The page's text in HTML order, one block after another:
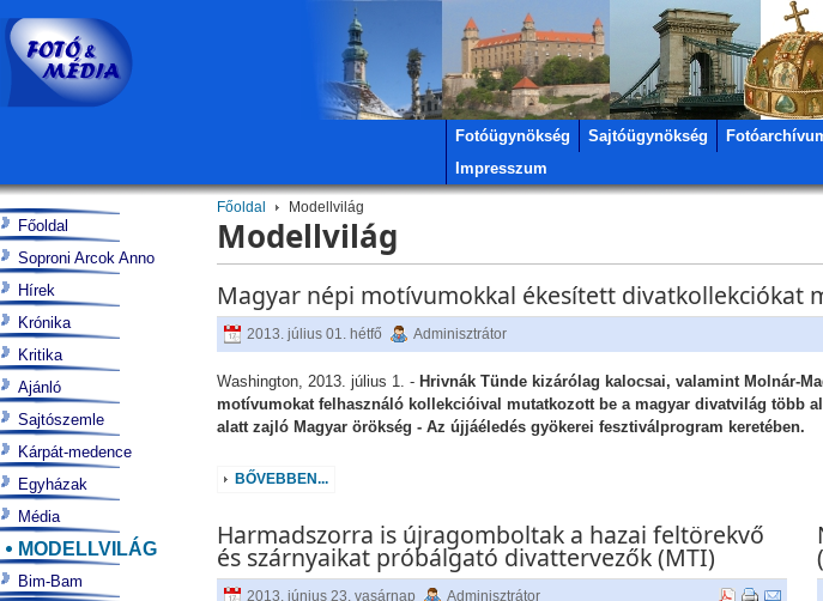
Fotóügynökség Sajtóügynökség
Impresszum
Főoldal Modellvilág
Modellvilág
Magyar népi motívumokkal ékesített divatkollekciókat
2013. július 01. hétfő Adminisztrátor
Washington, 2013. július 1. - Hrivnák Tünde kizárólag kalocsai, valamint Molnár-
motívumokat felhasználó kollekcióival mutatkozott be a magyar divatvilág több
alatt zajló Magyar örökség - Az újjáéledés gyökerei fesztiválprogram keretében.
BŐVEBBEN...
Harmadszorra is újragomboltak a hazai feltörekvő
és szárnyaikat próbálgató divattervezők (MTI)
2013. június 23. vasárnap Adminisztrátor
Főoldal
Soproni Arcok Anno
Hírek
Krónika
Kritika
Ajánló
Sajtószemle
Kárpát-medence
Egyházak
Média
MODELLVILÁG
Bim-Bam